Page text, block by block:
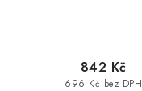
696 Kč bez DPH
842 Kč